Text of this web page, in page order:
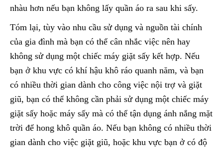
nhàu hơn nếu bạn không lấy quần áo ra sau khi sấy.
Tóm lại, tùy vào nhu cầu sử dụng và nguồn tài chính
của gia đình mà bạn có thể cân nhắc việc nên hay
không sử dụng một chiếc máy giặt sấy kết hợp. Nếu
bạn ở khu vực có khí hậu khô ráo quanh năm, và bạn
có nhiều thời gian dành cho công việc nội trợ và giặt
giũ, bạn có thể không cần phải sử dụng một chiếc máy
giặt sấy hoặc máy sấy mà có thể tận dụng ánh nắng mặt
trời để hong khô quần áo. Nếu bạn không có nhiều thời
gian dành cho việc giặt giũ, hoặc khu vực bạn ở có độ